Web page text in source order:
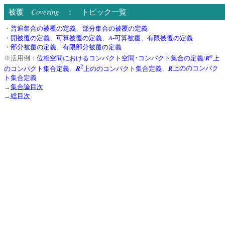
被覆 Covering ： トピック一覧
・ 普遍集合の被覆の定義
部分集合の被覆の定義
・ 開被覆の定義 可算被覆の定義 A-可算被覆
有限被覆の定義
・ 部分被覆の定義
有限部分被覆の定義
※活用例： 位相空間におけるコンパクト空間･コンパクト集合の定義/Rn上
のコンパクト集合定義、 R2 上ののコンパクト集合定義、 R上ののコンパク
ト集合定義
→集合論目次
→総目次